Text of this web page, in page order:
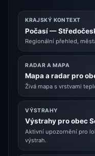
KRAJSKÝ KONTEXT
Počasí —
Regionální přehled,
RADAR A MAPA
Mapa a radar pro
Živá mapa s vrstvami
VÝSTRAHY
Výstrahy pro obec
Aktivní upozornění pro
výstrah.